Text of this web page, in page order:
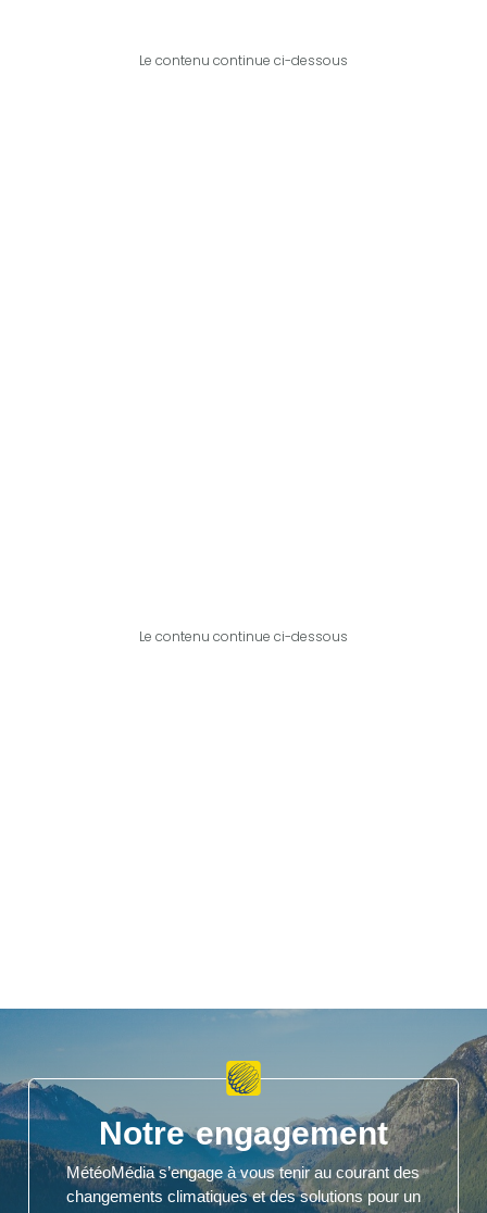
Le contenu continue ci-dessous
Le contenu continue ci-dessous
Notre engagement
MétéoMédia s’engage à vous tenir au courant des
changements climatiques et des solutions pour un